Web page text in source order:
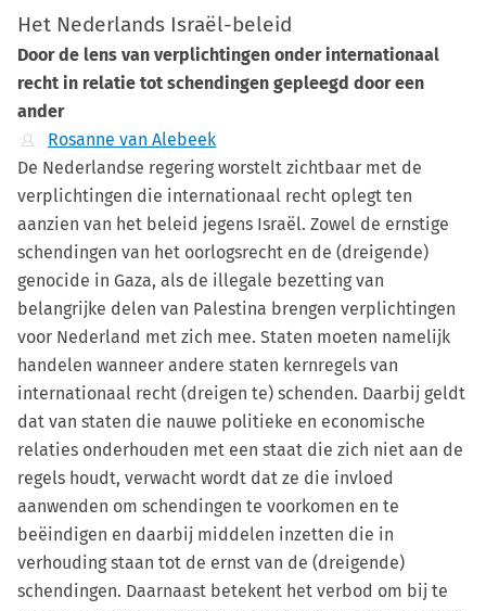
Het Nederlands Israël-beleid
Door de lens van verplichtingen onder internationaal
recht in relatie tot schendingen gepleegd door een
ander
Rosanne van Alebeek
De Nederlandse regering worstelt zichtbaar met de
verplichtingen die internationaal recht oplegt ten
aanzien van het beleid jegens Israël. Zowel de ernstige
schendingen van het oorlogsrecht en de (dreigende)
genocide in Gaza, als de illegale bezetting van
belangrijke delen van Palestina brengen verplichtingen
voor Nederland met zich mee. Staten moeten namelijk
handelen wanneer andere staten kernregels van
internationaal recht (dreigen te) schenden. Daarbij geldt
dat van staten die nauwe politieke en economische
relaties onderhouden met een staat die zich niet aan de
regels houdt, verwacht wordt dat ze die invloed
aanwenden om schendingen te voorkomen en te
beëindigen en daarbij middelen inzetten die in
verhouding staan tot de ernst van de (dreigende)
schendingen. Daarnaast betekent het verbod om bij te